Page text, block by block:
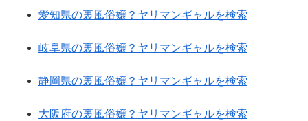
愛知県の裏風俗嬢？ヤリマンギャルを検索
岐阜県の裏風俗嬢？ヤリマンギャルを検索
静岡県の裏風俗嬢？ヤリマンギャルを検索
大阪府の裏風俗嬢？ヤリマンギャルを検索